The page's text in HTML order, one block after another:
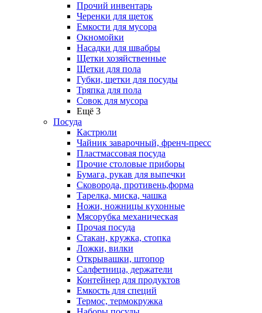
Прочий инвентарь
Черенки для щеток
Емкости для мусора
Окномойки
Насадки для швабры
Щетки хозяйственные
Щетки для пола
Губки, щетки для посуды
Тряпка для пола
Совок для мусора
Ещё 3
Посуда
Кастрюли
Чайник заварочный, френч-пресс
Пластмассовая посуда
Прочие столовые приборы
Бумага, рукав для выпечки
Сковорода, противень,форма
Тарелка, миска, чашка
Ножи, ножницы кухонные
Мясорубка механическая
Прочая посуда
Стакан, кружка, стопка
Ложки, вилки
Открывашки, штопор
Салфетница, держатели
Контейнер для продуктов
Емкость для специй
Термос, термокружка